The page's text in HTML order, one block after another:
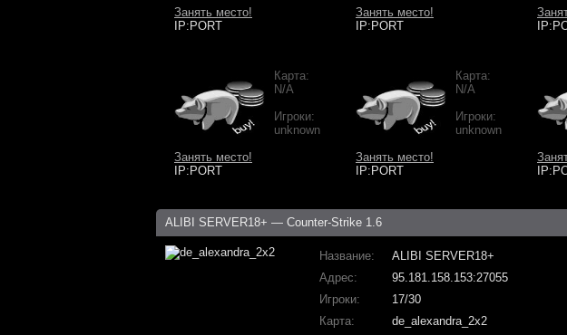
Занять место!
IP:PORT
Занять место!
IP:PORT
Карта:
N/A
Игроки:
unknown
Занять место!
IP:PORT
Карта:
N/A
Игроки:
unknown
Занять место!
IP:PORT
ALIBI SERVER18+ — Counter-Strike 1.6
Название
ALIBI SERVER18+
Адрес
95.181.158.153:27055
Игроки
17/30
Карта
de_alexandra_2x2